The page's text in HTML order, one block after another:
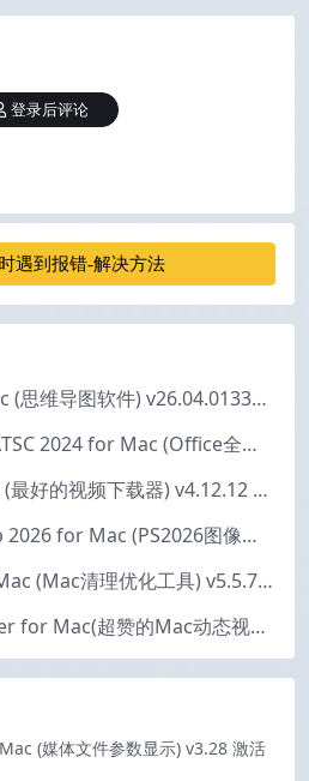
登录后评论
遇到报错-解决方法
Xmind Pro for Mac (思维导图软件) v26.04.01337 永久激活版
Microsoft Office LTSC 2024 for Mac (Office全家桶) v16.111.2 中文激活版
Downie 4 for Mac (最好的视频下载器) v4.12.12 激活版
Adobe Photoshop 2026 for Mac (PS2026图像编辑处理软件) v27.6.0 中文版
CleanMyMac for Mac (Mac清理优化工具) v5.5.7 激活版
Dynamic Wallpaper for Mac(超赞的Mac动态视频壁纸) v25.4 激活版
(媒体文件参数显示) v3.28 激活